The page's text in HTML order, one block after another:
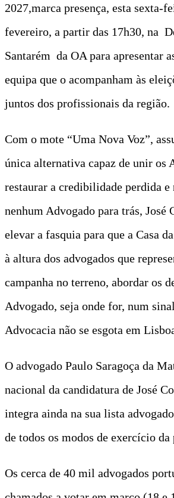
2027,marca presença, esta sexta-
fevereiro, a partir das 17h30, na
Santarém da OA para apresentar
equipa que o acompanham às
juntos dos profissionais da região.
Com o mote “Uma Nova Voz”,
única alternativa capaz de unir os
restaurar a credibilidade perdida e
nenhum Advogado para trás, José
elevar a fasquia para que a Casa
à altura dos advogados que
campanha no terreno, abordar os
Advogado, seja onde for, num
Advocacia não se esgota em
O advogado Paulo Saragoça da
nacional da candidatura de José
integra ainda na sua lista
de todos os modos de exercício da
Os cerca de 40 mil advogados